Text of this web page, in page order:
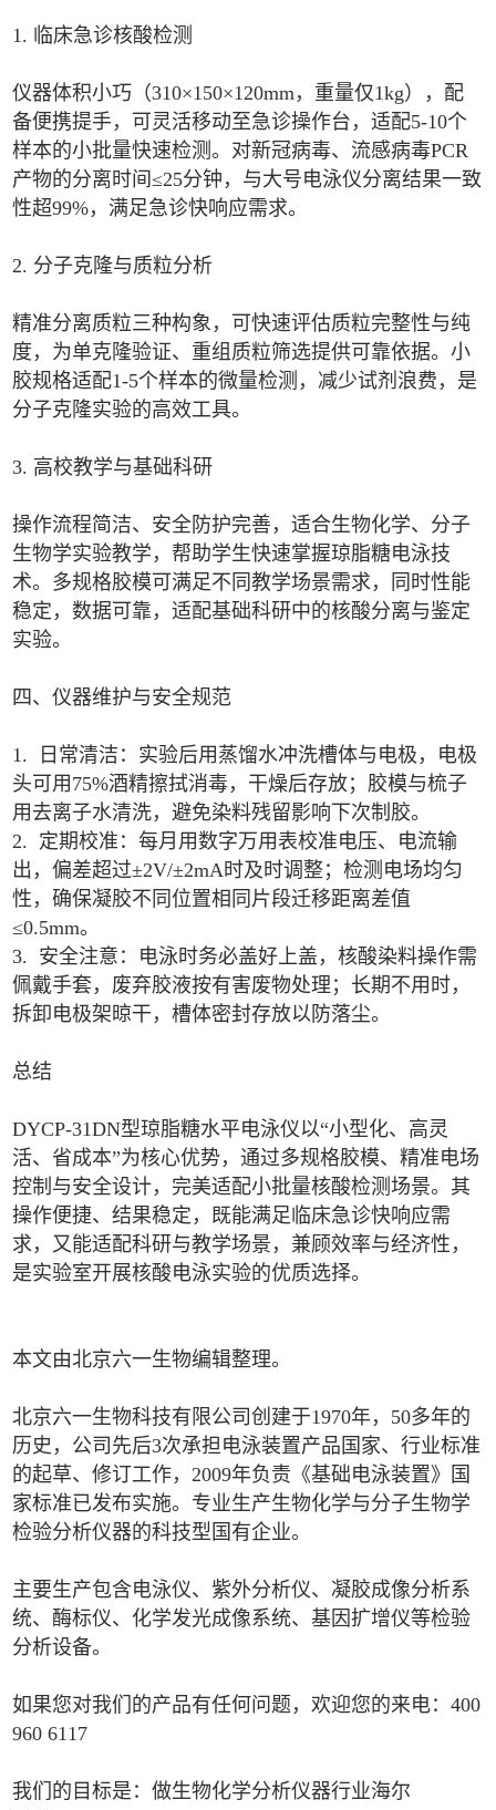
1. 临床急诊核酸检测
仪器体积小巧（310×150×120mm，重量仅1kg），配
备便携提手，可灵活移动至急诊操作台，适配5-10个
样本的小批量快速检测。对新冠病毒、流感病毒PCR
产物的分离时间≤25分钟，与大号电泳仪分离结果一致
性超99%，满足急诊快响应需求。
2. 分子克隆与质粒分析
精准分离质粒三种构象，可快速评估质粒完整性与纯
度，为单克隆验证、重组质粒筛选提供可靠依据。小
胶规格适配1-5个样本的微量检测，减少试剂浪费，是
分子克隆实验的高效工具。
3. 高校教学与基础科研
操作流程简洁、安全防护完善，适合生物化学、分子
生物学实验教学，帮助学生快速掌握琼脂糖电泳技
术。多规格胶模可满足不同教学场景需求，同时性能
稳定，数据可靠，适配基础科研中的核酸分离与鉴定
实验。
四、仪器维护与安全规范
1. 日常清洁：实验后用蒸馏水冲洗槽体与电极，电极
头可用75%酒精擦拭消毒，干燥后存放；胶模与梳子
用去离子水清洗，避免染料残留影响下次制胶。
2. 定期校准：每月用数字万用表校准电压、电流输
出，偏差超过±2V/±2mA时及时调整；检测电场均匀
性，确保凝胶不同位置相同片段迁移距离差值
≤0.5mm。
3. 安全注意：电泳时务必盖好上盖，核酸染料操作需
佩戴手套，废弃胶液按有害废物处理；长期不用时，
拆卸电极架晾干，槽体密封存放以防落尘。
总结
DYCP-31DN型琼脂糖水平电泳仪以“小型化、高灵
活、省成本”为核心优势，通过多规格胶模、精准电场
控制与安全设计，完美适配小批量核酸检测场景。其
操作便捷、结果稳定，既能满足临床急诊快响应需
求，又能适配科研与教学场景，兼顾效率与经济性，
是实验室开展核酸电泳实验的优质选择。
本文由北京六一生物编辑整理。
北京六一生物科技有限公司创建于1970年，50多年的
历史，公司先后3次承担电泳装置产品国家、行业标准
的起草、修订工作，2009年负责《基础电泳装置》国
家标准已发布实施。专业生产生物化学与分子生物学
检验分析仪器的科技型国有企业。
主要生产包含电泳仪、紫外分析仪、凝胶成像分析系
统、酶标仪、化学发光成像系统、基因扩增仪等检验
分析设备。
如果您对我们的产品有任何问题，欢迎您的来电：400
960 6117
我们的目标是：做生物化学分析仪器行业海尔